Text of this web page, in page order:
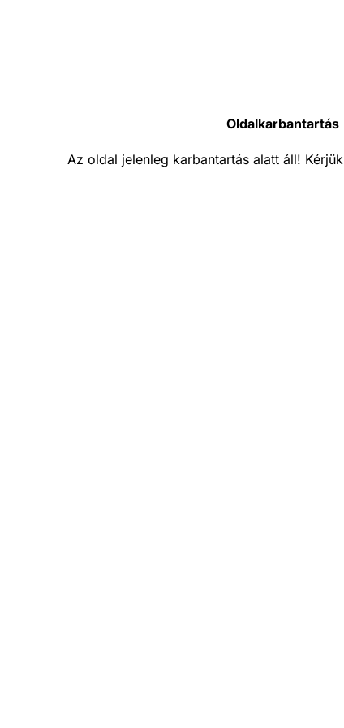
Oldalkarbantartás
Az oldal jelenleg karbantartás alatt áll!